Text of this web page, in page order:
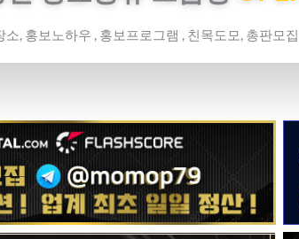
, 홍보노하우 , 홍보프로그램 , 친목도모, 총판모